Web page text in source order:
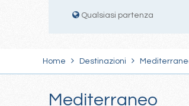
Qualsiasi partenza
Home Destinazioni
Mediterraneo